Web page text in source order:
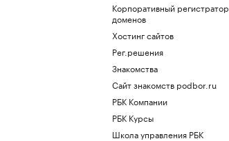
Корпоративный регистратор
доменов
Хостинг сайтов
Рег.решения
Знакомства
Сайт знакомств podbor.ru
РБК Компании
РБК Курсы
Школа управления РБК